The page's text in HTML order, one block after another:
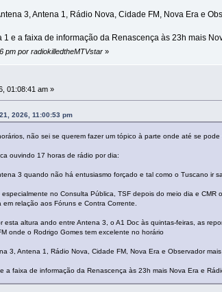
3, Antena 1, Rádio Nova, Cidade FM, Nova Era e
e a faixa de informação da Renascença às 23h mais
pm por radiokilledtheMTVstar»
01:08:41 am »
2026, 11:00:53 pm
não sei se querem fazer um tópico à parte onde até se
ouvindo 17 horas de rádio por dia:
3 quando não há entusiasmo forçado e tal como o Tuscano ir
no Consulta Pública, TSF depois do meio dia e
relação aos Fóruns e Contra Corrente.
esta altura ando entre Antena 3, o A1 Doc às quintas-feiras, as
onde o Rodrigo Gomes tem excelente no horário
3, Antena 1, Rádio Nova, Cidade FM, Nova Era e Observador
a faixa de informação da Renascença às 23h mais Nova Era e